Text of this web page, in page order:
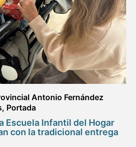
Antonio Fernández
, Portada
Escuela Infantil del Hogar
con la tradicional entrega